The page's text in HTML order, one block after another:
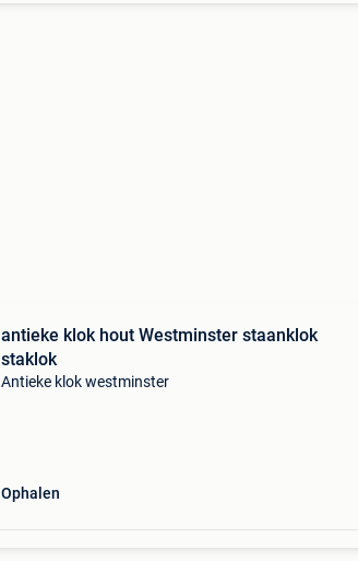
antieke klok hout Westminster staanklok
staklok
Antieke klok westminster
Ophalen